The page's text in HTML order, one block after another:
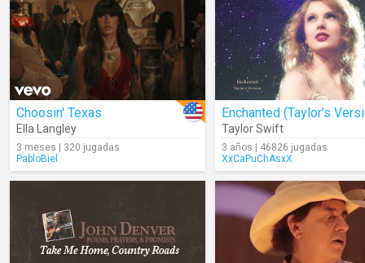
Choosin' Texas
Ella Langley
3 meses | 320 jugadas
PabloBiel
Taylor Swift
3 años | 46826 jugadas
XxCaPuChAsxX